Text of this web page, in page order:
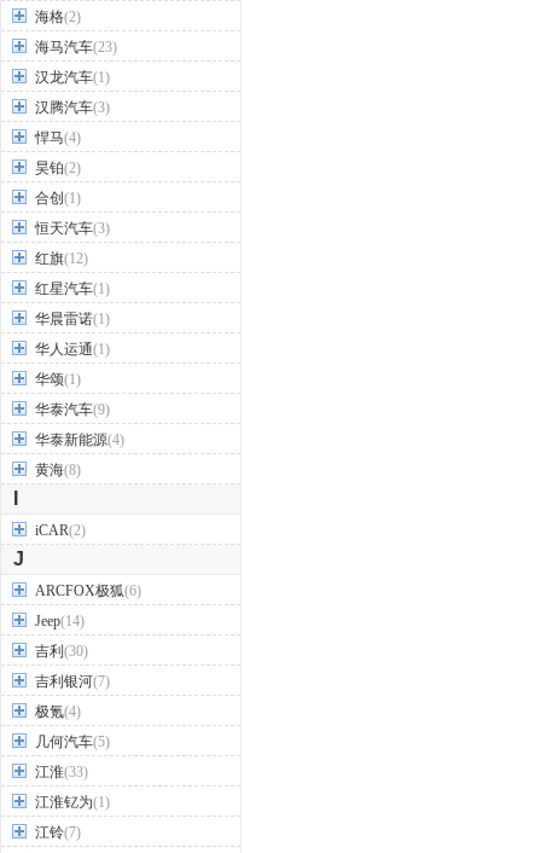
海格(2)
海马汽车(23)
汉龙汽车(1)
汉腾汽车(3)
悍马(4)
昊铂(2)
合创 (1)
恒天汽车(3)
红旗(12)
红星汽车(1)
华晨雷诺(1)
华人运通(1)
华颂(1)
华泰汽车(9)
华泰新能源(4)
黄海(8)
iCAR(2)
J
ARCFOX极狐(6)
Jeep(14)
吉利 (30)
吉利银河(7)
极氪(4)
几何汽车(5)
江淮(33)
江淮钇为(1)
江铃(7)